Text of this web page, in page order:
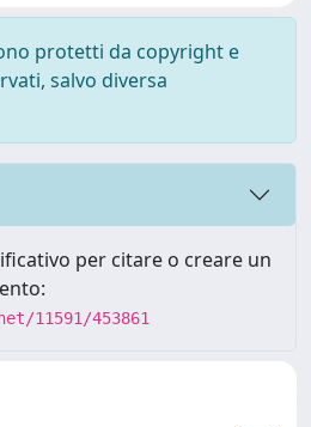
protetti da copyright e
salvo diversa
per citare o creare un
11591/453861